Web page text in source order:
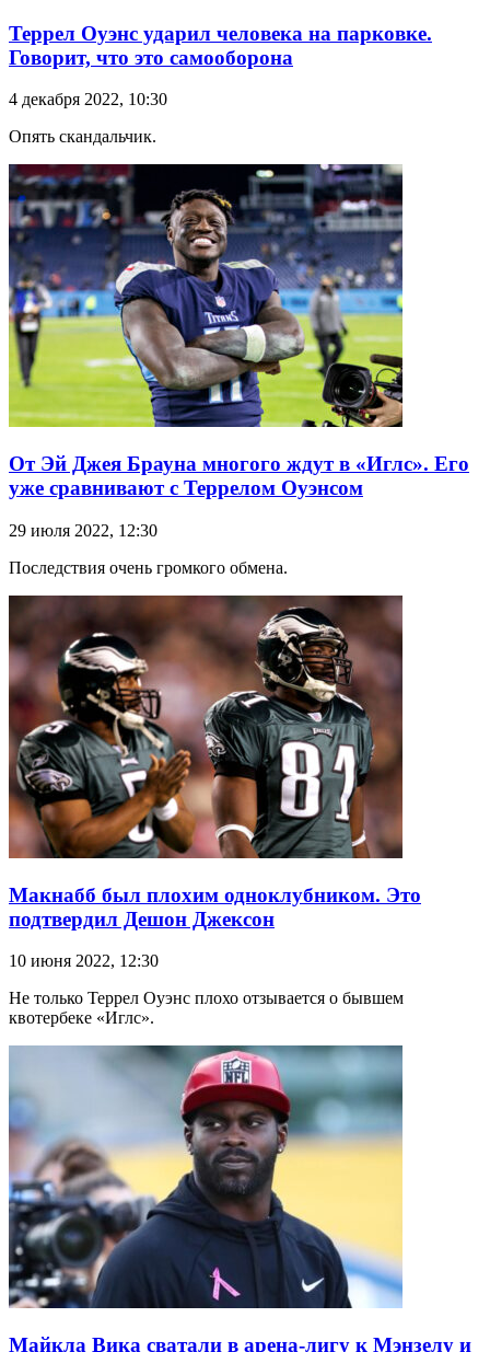
Террел Оуэнс ударил человека на парковке.
Говорит, что это самооборона
4 декабря 2022, 10:30
Опять скандальчик.
От Эй Джея Брауна многого ждут в «Иглс». Его
уже сравнивают с Террелом Оуэнсом
29 июля 2022, 12:30
Последствия очень громкого обмена.
Макнабб был плохим одноклубником. Это
подтвердил Дешон Джексон
10 июня 2022, 12:30
Не только Террел Оуэнс плохо отзывается о бывшем
квотербеке «Иглс».
Майкла Вика сватали в арена-лигу к Мэнзелу и